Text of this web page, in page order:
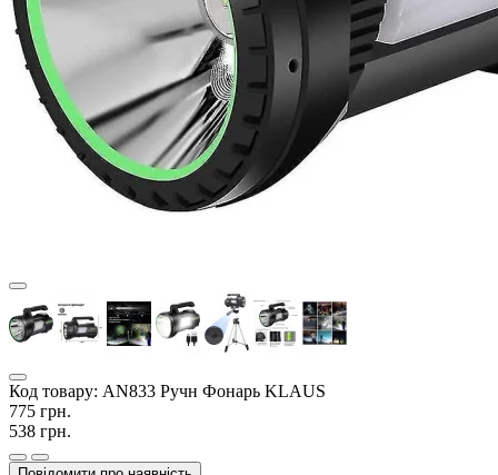
Код товару: AN833 Ручн Фонарь KLAUS
775 грн.
538 грн.